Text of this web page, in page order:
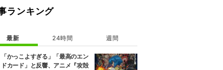
ランキング
最新 24時間 週間
「かっこよすぎる」「最高のエン
ドカード」と反響、アニメ『攻殻